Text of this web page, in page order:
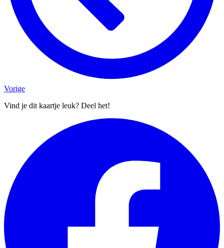
Vorige
Vind je dit kaartje leuk? Deel het!